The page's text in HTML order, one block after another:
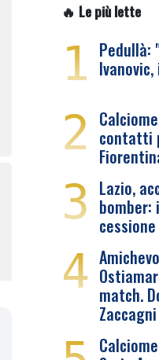
🔥 Le più lette
1 Pedullà:
2 contatti
3 Lazio,
4 match.
Zaccagni